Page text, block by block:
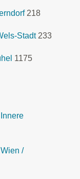
218
Stadt 233
1175
/